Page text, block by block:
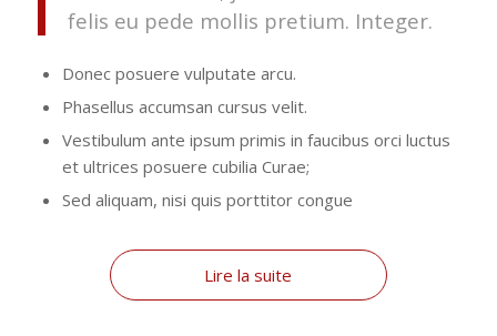
felis eu pede mollis pretium. Integer.
Donec posuere vulputate arcu.
Phasellus accumsan cursus velit.
Vestibulum ante ipsum primis in faucibus orci luctus
et ultrices posuere cubilia Curae;
Sed aliquam, nisi quis porttitor congue
Lire la suite